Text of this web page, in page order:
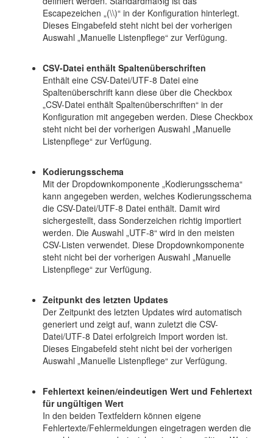
Escapezeichen „(\\)“ in der Konfiguration hinterlegt.
Dieses Eingabefeld steht nicht bei der vorherigen
Auswahl „Manuelle Listenpflege“ zur Verfügung.
CSV-Datei enthält Spaltenüberschriften
Enthält eine CSV-Datei/UTF-8 Datei eine
Spaltenüberschrift kann diese über die Checkbox
„CSV-Datei enthält Spaltenüberschriften“ in der
Konfiguration mit angegeben werden. Diese Checkbox
steht nicht bei der vorherigen Auswahl „Manuelle
Listenpflege“ zur Verfügung.
Kodierungsschema
Mit der Dropdownkomponente „Kodierungsschema“
kann angegeben werden, welches Kodierungsschema
die CSV-Datei/UTF-8 Datei enthält. Damit wird
sichergestellt, dass Sonderzeichen richtig importiert
werden. Die Auswahl „UTF-8“ wird in den meisten
CSV-Listen verwendet. Diese Dropdownkomponente
steht nicht bei der vorherigen Auswahl „Manuelle
Listenpflege“ zur Verfügung.
Zeitpunkt des letzten Updates
Der Zeitpunkt des letzten Updates wird automatisch
generiert und zeigt auf, wann zuletzt die CSV-
Datei/UTF-8 Datei erfolgreich Import worden ist.
Dieses Eingabefeld steht nicht bei der vorherigen
Auswahl „Manuelle Listenpflege“ zur Verfügung.
Fehlertext keinen/eindeutigen Wert und Fehlertext
für ungültigen Wert
In den beiden Textfeldern können eigene
Fehlertexte/Fehlermeldungen eingetragen werden die